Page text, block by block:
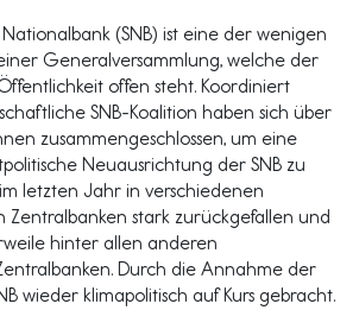
(SNB) ist eine der wenigen
Generalversammlung, welche der
offen steht. Koordiniert
SNB-Koalition haben sich über
zusammengeschlossen, um eine
Neuausrichtung der SNB zu
letzten Jahr in verschiedenen
Zentralbanken stark zurückgefallen und
hinter allen anderen
Durch die Annahme der
wieder klimapolitisch auf Kurs gebracht.